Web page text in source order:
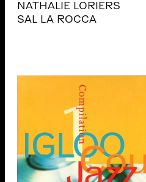
NATHALIE LORIERS
SAL LA ROCCA